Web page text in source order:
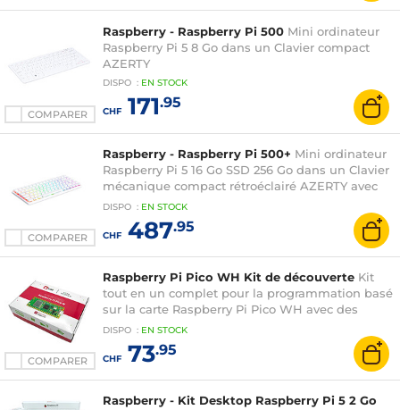
COMPARER
Raspberry - Raspberry Pi 500 Mini ordinateur
Raspberry Pi 5 8 Go dans un Clavier compact
AZERTY
DISPO : EN STOCK
CHF171.95
COMPARER
Raspberry - Raspberry Pi 500+ Mini ordinateur
Raspberry Pi 5 16 Go SSD 256 Go dans un Clavier
mécanique compact rétroéclairé AZERTY avec
Raspberry Pi OS préinstallé
DISPO : EN STOCK
CHF487.95
COMPARER
Raspberry Pi Pico WH Kit de découverte Kit
tout en un complet pour la programmation basé
sur la carte Raspberry Pi Pico WH avec des
capteurs dédiés et livret de programmation
DISPO : EN STOCK
CHF73.95
Raspberry - Kit Desktop Raspberry Pi 5 2 Go